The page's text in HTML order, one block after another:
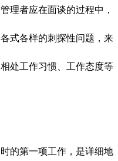
理者应在面谈的过程中，
式各样的刺探性问题，来
处工作习惯、工作态度等
的第一项工作，是详细地